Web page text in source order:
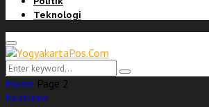
Teknologi
Primary
Menu
Search
for:
Search
Home Page 2
Featured